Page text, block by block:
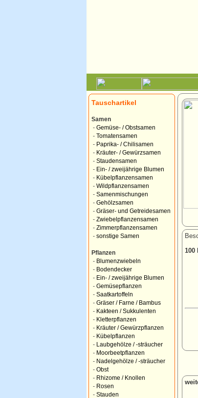
Tauschartikel
Samen
- Gemüse- / Obstsamen
- Tomatensamen
- Paprika- / Chilisamen
- Kräuter- / Gewürzsamen
- Staudensamen
- Ein- / zweijährige Blumen
- Kübelpflanzensamen
- Wildpflanzensamen
- Samenmischungen
- Gehölzsamen
- Gräser- und Getreidesamen
- Zwiebelpflanzensamen
- Zimmerpflanzensamen
- sonstige Samen
Pflanzen
- Blumenzwiebeln
- Bodendecker
- Ein- / zweijährige Blumen
- Gemüsepflanzen
- Saatkartoffeln
- Gräser / Farne / Bambus
- Kakteen / Sukkulenten
- Kletterpflanzen
- Kräuter / Gewürzpflanzen
- Kübelpflanzen
-
Laubgehölze / -sträucher
- Moorbeetpflanzen
- Nadelgehölze / -sträucher
- Obst
- Rhizome / Knollen
- Rosen
- Stauden
100